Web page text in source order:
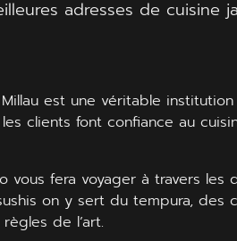
adresses de
est une véritable
les clients font confiance au
vous fera voyager à travers
on y sert du tempura,
de l’art.